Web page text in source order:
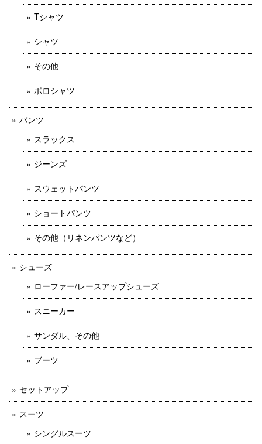
Tシャツ
シャツ
その他
ポロシャツ
パンツ
スラックス
ジーンズ
スウェットパンツ
ショートパンツ
その他（リネンパンツなど）
シューズ
ローファー/レースアップシューズ
スニーカー
サンダル、その他
ブーツ
セットアップ
スーツ
シングルスーツ